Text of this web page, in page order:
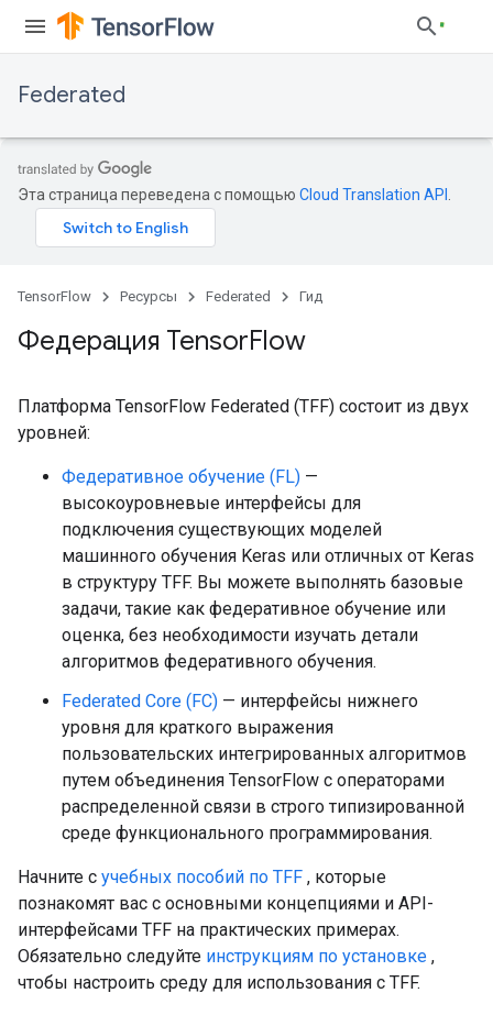
Federated
Эта страница переведена с помощью Cloud Translation API
TensorFlow Ресурсы Federated Гид
Федерация TensorFlow
Платформа TensorFlow Federated (TFF) состоит из двух
уровней:
Федеративное обучение (FL) —
высокоуровневые интерфейсы для
подключения существующих моделей
машинного обучения Keras или отличных от Keras
в структуру TFF. Вы можете выполнять базовые
задачи, такие как федеративное обучение или
оценка, без необходимости изучать детали
алгоритмов федеративного обучения.
Federated Core (FC) — интерфейсы нижнего
уровня для краткого выражения
пользовательских интегрированных алгоритмов
путем объединения TensorFlow с операторами
распределенной связи в строго типизированной
среде функционального программирования.
Начните с учебных пособий по TFF , которые
познакомят вас с основными концепциями и API-
интерфейсами TFF на практических примерах.
Обязательно следуйте инструкциям по установке ,
чтобы настроить среду для использования с TFF.